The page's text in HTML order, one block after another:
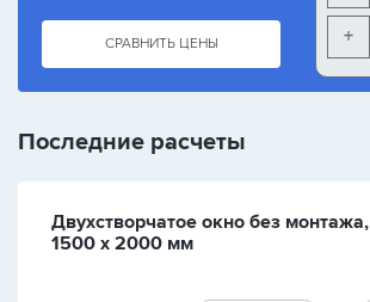
СРАВНИТЬ ЦЕНЫ +
Последние расчеты
Двухстворчатое окно без монтажа,
1500 х 2000 мм